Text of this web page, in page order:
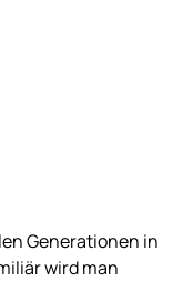
Generationen in
wird man